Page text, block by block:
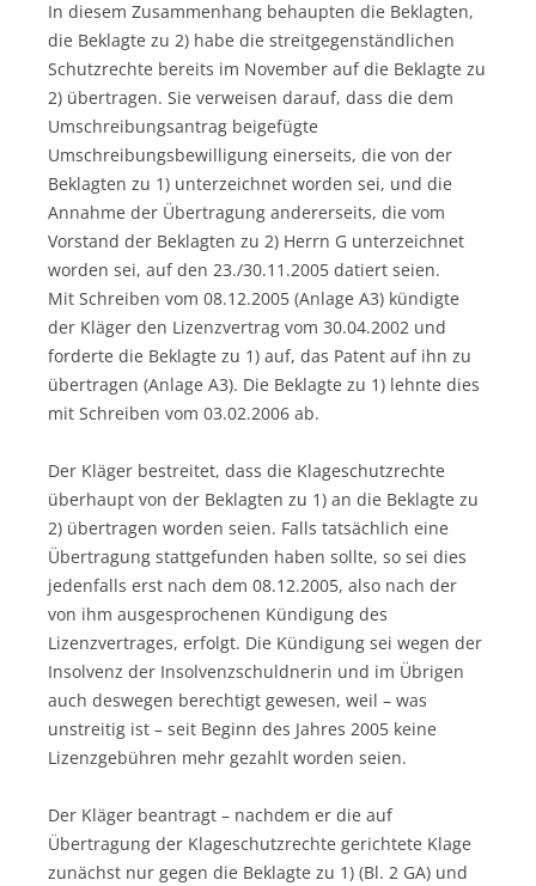
In diesem Zusammenhang behaupten die Beklagten,
die Beklagte zu 2) habe die streitgegenständlichen
Schutzrechte bereits im November auf die Beklagte zu
2) übertragen. Sie verweisen darauf, dass die dem
Umschreibungsantrag beigefügte
Umschreibungsbewilligung einerseits, die von der
Beklagten zu 1) unterzeichnet worden sei, und die
Annahme der Übertragung andererseits, die vom
Vorstand der Beklagten zu 2) Herrn G unterzeichnet
worden sei, auf den 23./30.11.2005 datiert seien.
Mit Schreiben vom 08.12.2005 (Anlage A3) kündigte
der Kläger den Lizenzvertrag vom 30.04.2002 und
forderte die Beklagte zu 1) auf, das Patent auf ihn zu
übertragen (Anlage A3). Die Beklagte zu 1) lehnte dies
mit Schreiben vom 03.02.2006 ab.
Der Kläger bestreitet, dass die Klageschutzrechte
überhaupt von der Beklagten zu 1) an die Beklagte zu
2) übertragen worden seien. Falls tatsächlich eine
Übertragung stattgefunden haben sollte, so sei dies
jedenfalls erst nach dem 08.12.2005, also nach der
von ihm ausgesprochenen Kündigung des
Lizenzvertrages, erfolgt. Die Kündigung sei wegen der
Insolvenz der Insolvenzschuldnerin und im Übrigen
auch deswegen berechtigt gewesen, weil – was
unstreitig ist – seit Beginn des Jahres 2005 keine
Lizenzgebühren mehr gezahlt worden seien.
Der Kläger beantragt – nachdem er die auf
Übertragung der Klageschutzrechte gerichtete Klage
zunächst nur gegen die Beklagte zu 1) (Bl. 2 GA) und